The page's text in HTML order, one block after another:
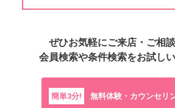
ぜひお気軽にご来店・ご相談
会員検索や条件検索をお試しい
簡単3分! 無料体験・カウンセリ